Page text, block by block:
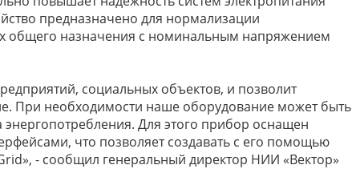
предназначено для нормализации
общего назначения с номинальным напряжением
социальных объектов, и позволит
При необходимости наше оборудование может быть
Для этого прибор оснащен
что позволяет создавать с его помощью
- сообщил генеральный директор НИИ «Вектор»